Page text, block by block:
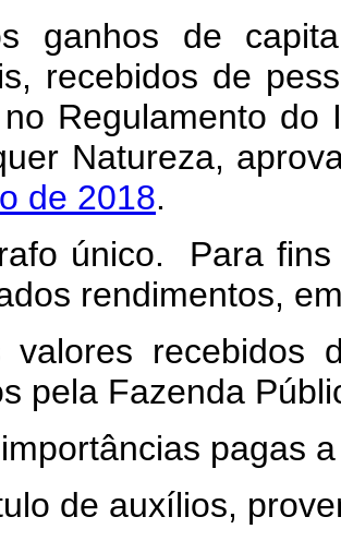
ganhos de
recebidos de
Regulamento
Natureza,
de 2018.
único. Para
rendimentos,
recebidos
pela Fazenda
pagas
de auxílios,